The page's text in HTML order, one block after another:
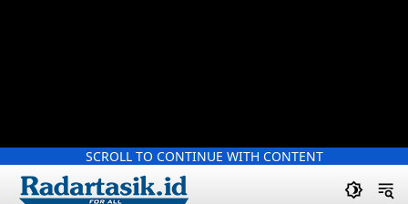
SCROLL TO CONTINUE WITH CONTENT